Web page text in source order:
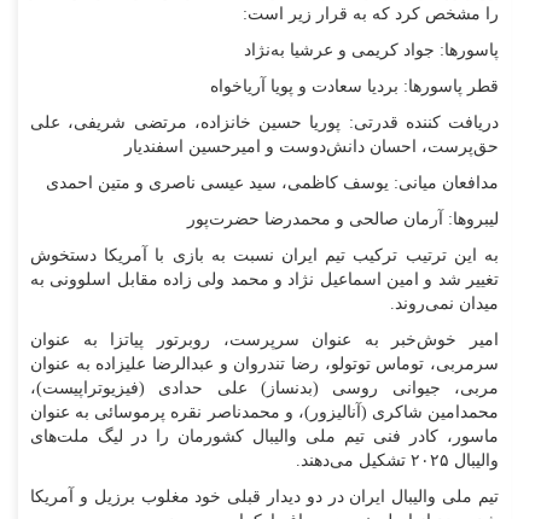
را مشخص کرد که به قرار زیر است:
پاسورها: جواد کریمی و عرشیا به‌نژاد
قطر پاسورها: بردیا سعادت و پویا آریاخواه
دریافت کننده قدرتی: پوریا حسین خانزاده، مرتضی شریفی، علی
حق‌پرست، احسان دانش‌دوست و امیرحسین اسفندیار
مدافعان میانی: یوسف کاظمی، سید عیسی ناصری و متین احمدی
لیبروها: آرمان صالحی و محمدرضا حضرت‌پور
به این ترتیب ترکیب تیم ایران نسبت به بازی با آمریکا دستخوش
تغییر شد و امین اسماعیل نژاد و محمد ولی زاده مقابل اسلوونی به
میدان نمی‌روند.
امیر خوش‌خبر به عنوان سرپرست، روبرتور پیاتزا به عنوان
سرمربی، توماس توتولو، رضا تندروان و عبدالرضا علیزاده به عنوان
مربی، جیوانی روسی (بدنساز) علی حدادی (فیزیوتراپیست)،
محمدامین شاکری (آنالیزور)، و محمدناصر نقره پرموسائی به عنوان
ماسور، کادر فنی تیم ملی والیبال کشورمان را در لیگ ملت‌های
والیبال ۲۰۲۵ تشکیل می‌دهند.
تیم ملی والیبال ایران در دو دیدار قبلی خود مغلوب برزیل و آمریکا